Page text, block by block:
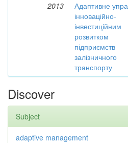
2013
Адаптивне
інноваційно-
інвестиційним
розвитком
підприємств
залізничного
транспорту
Discover
Subject
adaptive management